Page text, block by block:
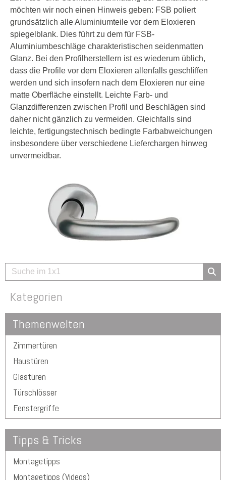
möchten wir noch einen Hinweis geben: FSB poliert
grundsätzlich alle Aluminiumteile vor dem Eloxieren
spiegelblank. Dies führt zu dem für FSB-
Aluminiumbeschläge charakteristischen seidenmatten
Glanz. Bei den Profilherstellern ist es wiederum üblich,
dass die Profile vor dem Eloxieren allenfalls geschliffen
werden und sich insofern nach dem Eloxieren nur eine
matte Oberfläche einstellt. Leichte Farb- und
Glanzdifferenzen zwischen Profil und Beschlägen sind
daher nicht gänzlich zu vermeiden. Gleichfalls sind
leichte, fertigungstechnisch bedingte Farbabweichungen
insbesondere über verschiedene Lieferchargen hinweg
unvermeidbar.
Kategorien
Themenwelten
Zimmertüren
Haustüren
Glastüren
Türschlösser
Fenstergriffe
Tipps & Tricks
Montagetipps
Montagetipps (Videos)